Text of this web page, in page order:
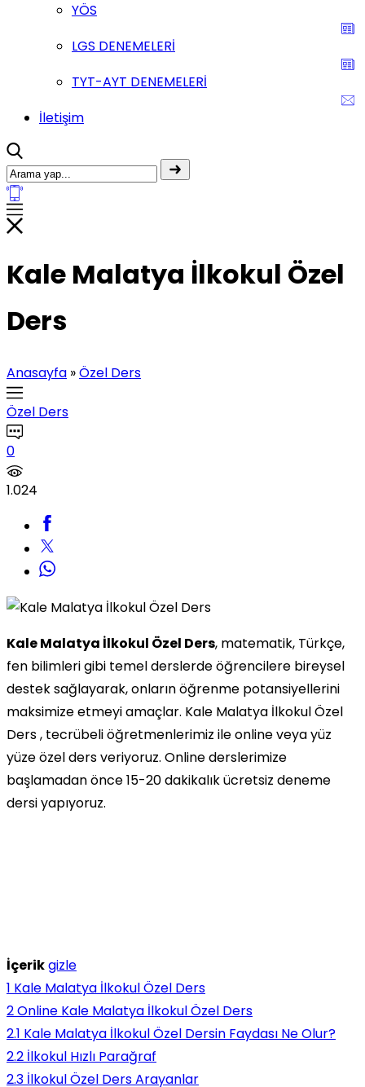
YÖS
LGS DENEMELERİ
TYT-AYT DENEMELERİ
İletişim
Kale Malatya İlkokul Özel
Ders
Anasayfa »Özel Ders
Özel Ders
0
1.024
Kale Malatya İlkokul Özel Ders, matematik, Türkçe,
fen bilimleri gibi temel derslerde öğrencilere bireysel
destek sağlayarak, onların öğrenme potansiyellerini
maksimize etmeyi amaçlar. Kale Malatya İlkokul Özel
Ders , tecrübeli öğretmenlerimiz ile online veya yüz
yüze özel ders veriyoruz. Online derslerimize
başlamadan önce 15-20 dakikalık ücretsiz deneme
dersi yapıyoruz.
İçerikgizle
1 Kale Malatya İlkokul Özel Ders
2Online Kale Malatya İlkokul Özel Ders
2.1 Kale Malatya İlkokul Özel Dersin Faydası Ne Olur?
2.2 İlkokul Hızlı Parağraf
2.3 İlkokul Özel Ders Arayanlar